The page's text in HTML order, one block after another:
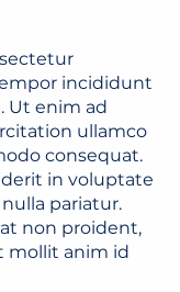
incididunt
Ut enim ad
ullamco
consequat.
in voluptate
pariatur.
non proident,
mollit anim id